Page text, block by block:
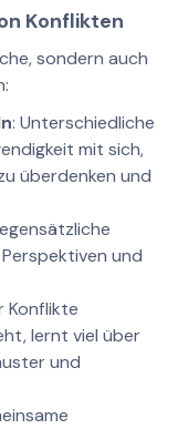
Konflikten
sondern auch
: Unterschiedliche
mit sich,
überdenken und
und
Konflikte
lernt viel über
und